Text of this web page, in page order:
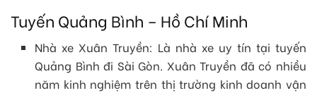
Tuyến Quảng Bình – Hồ Chí Minh
Nhà xe Xuân Truyền: Là nhà xe uy tín tại tuyến
Quảng Bình đi Sài Gòn. Xuân Truyền đã có nhiều
năm kinh nghiệm trên thị trường kinh doanh vận